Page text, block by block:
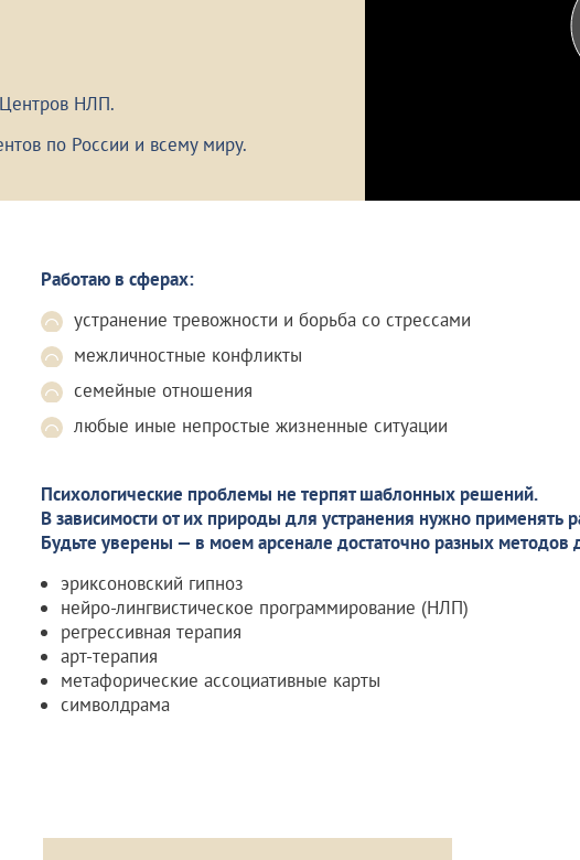
НЛП.
по России и всему миру.
Работаю в сферах:
устранение тревожности и борьба со стрессами
межличностные конфликты
семейные отношения
любые иные непростые жизненные ситуации
Психологические проблемы не терпят шаблонных решений.
В зависимости от их природы для устранения нужно применять
Будьте уверены — в моем арсенале достаточно разных методов
эриксоновский гипноз
нейро-лингвистическое программирование (НЛП)
регрессивная терапия
арт-терапия
метафорические ассоциативные карты
символдрама